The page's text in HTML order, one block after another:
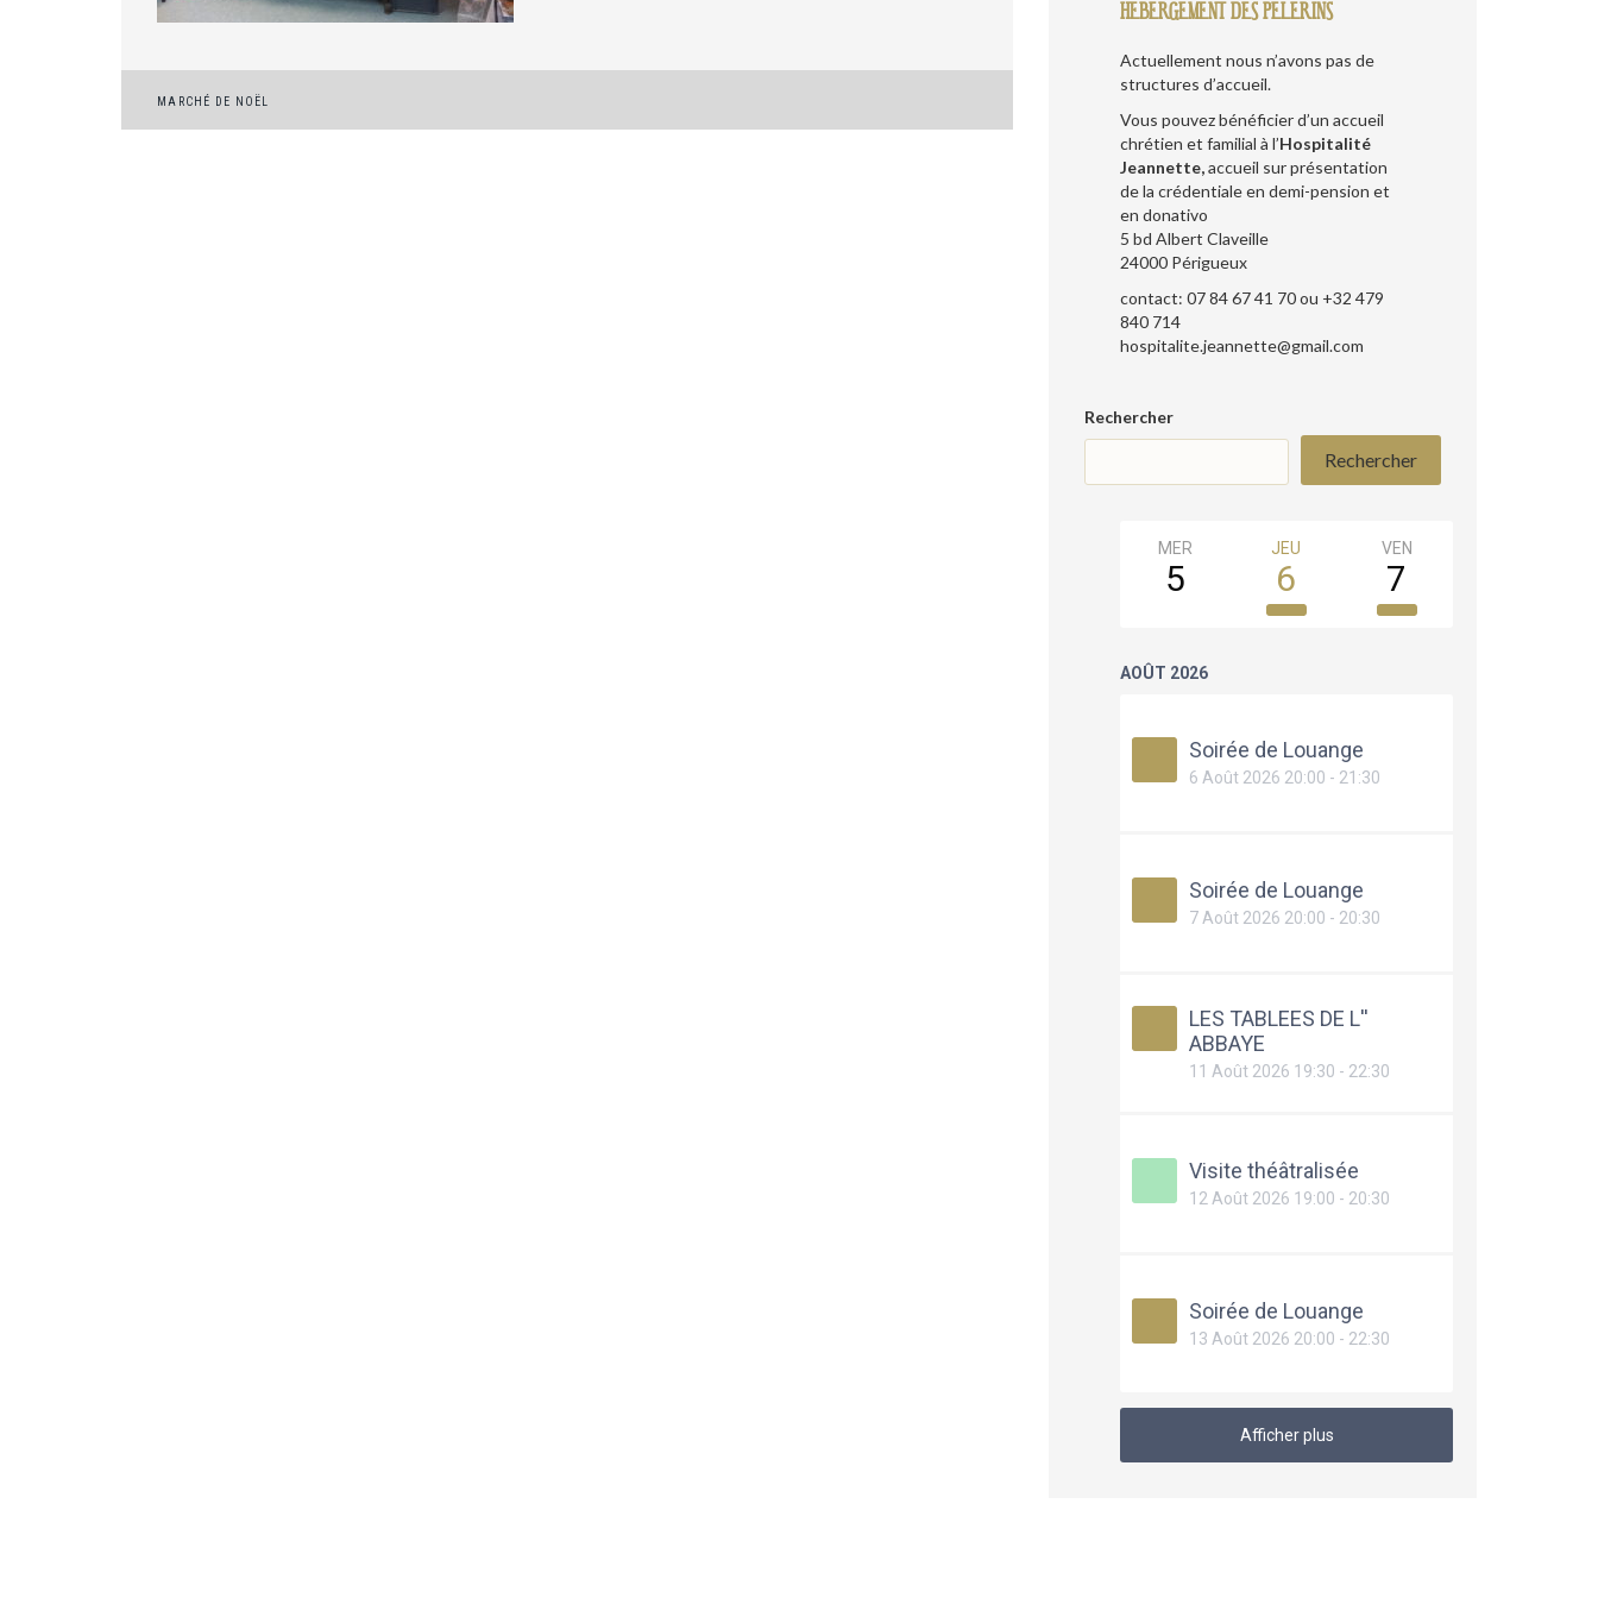
Navigation
MARCHÉ DE NOËL
HEBERGEMENT DES PELERINS
Actuellement nous n’avons pas de
structures d’accueil.
Vous pouvez bénéficier d’un accueil
chrétien et familial à l’Hospitalité
Jeannette,accueil sur présentation
de la crédentiale en demi-pension et
en donativo
5 bd Albert Claveille
24000 Périgueux
contact: 07 84 67 41 70 ou +32 479
840 714
hospitalite.jeannette@gmail.com
Rechercher
Rechercher
MER
5
JEU
6
VEN
7
AOÛT 2026
Soirée de Louange
6 Août 2026 20:00 - 21:30
Soirée de Louange
7 Août 2026 20:00 - 20:30
LES TABLEES DE L''
ABBAYE
11 Août 2026 19:30 - 22:30
Visite théâtralisée
12 Août 2026 19:00 - 20:30
Soirée de Louange
13 Août 2026 20:00 - 22:30
Afficher plus